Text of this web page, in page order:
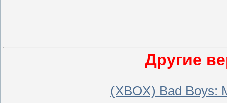
Другие
(XBOX) Bad Boys: